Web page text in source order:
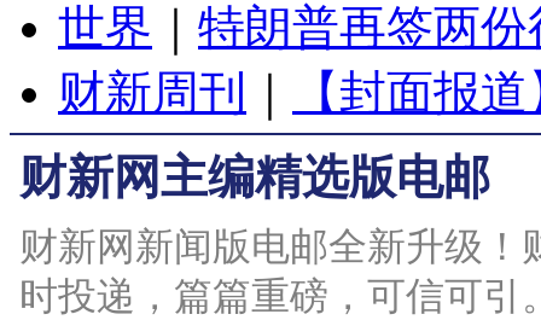
世界
特朗普再签两
财新周刊
【封面报
财新网主编精选版电邮
财新网新闻版电邮全新升级
时投递，篇篇重磅，可信可引